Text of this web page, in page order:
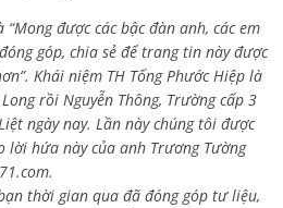
được các bậc đàn anh, các em
góp, chia sẻ để trang tin này được
Khái niệm TH Tống Phước Hiệp là
rồi Nguyễn Thông, Trường cấp 3
ngày nay. Lần này chúng tôi được
lời hứa này của anh Trương Tường
thời gian qua đã đóng góp tư liệu,